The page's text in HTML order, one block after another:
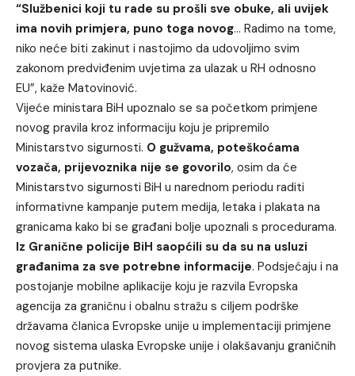
“Službenici koji tu rade su prošli sve obuke, ali uvijek
ima novih primjera, puno toga novog… Radimo na tome,
niko neće biti zakinut i nastojimo da udovoljimo svim
zakonom predviđenim uvjetima za ulazak u RH odnosno
EU”, kaže Matovinović.
Vijeće ministara BiH upoznalo se sa početkom primjene
novog pravila kroz informaciju koju je pripremilo
Ministarstvo sigurnosti. O gužvama, poteškoćama
vozača, prijevoznika nije se govorilo, osim da će
Ministarstvo sigurnosti BiH u narednom periodu raditi
informativne kampanje putem medija, letaka i plakata na
granicama kako bi se građani bolje upoznali s procedurama.
Iz Granične policije BiH saopćili su da su na usluzi
građanima za sve potrebne informacije. Podsjećaju i na
postojanje mobilne aplikacije koju je razvila Evropska
agencija za graničnu i obalnu stražu s ciljem podrške
državama članica Evropske unije u implementaciji primjene
novog sistema ulaska Evropske unije i olakšavanju graničnih
provjera za putnike.